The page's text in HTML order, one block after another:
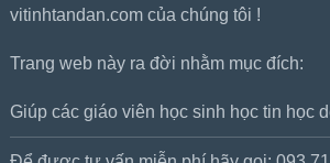
vitinhtandan.com của chúng tôi !
Trang web này ra đời nhằm mục đích:
Giúp các giáo viên học sinh học tin học